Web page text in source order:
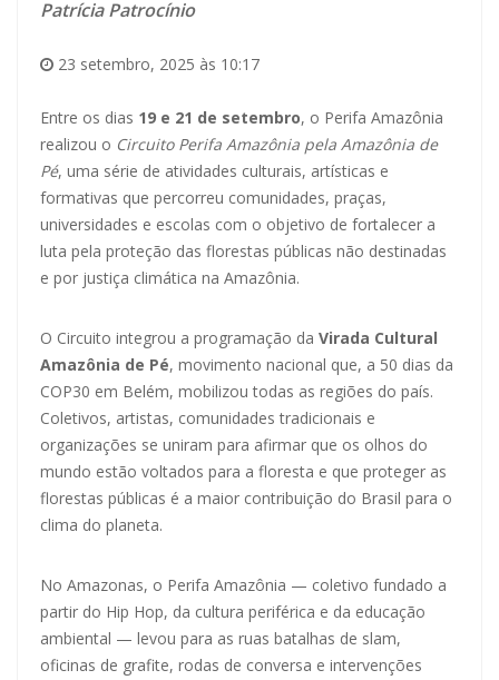
Patrícia Patrocínio
23 setembro, 2025 às 10:17
Entre os dias 19 e 21 de setembro, o Perifa Amazônia
realizou o Circuito Perifa Amazônia pela Amazônia de
Pé, uma série de atividades culturais, artísticas e
formativas que percorreu comunidades, praças,
universidades e escolas com o objetivo de fortalecer a
luta pela proteção das florestas públicas não destinadas
e por justiça climática na Amazônia.
O Circuito integrou a programação da Virada Cultural
Amazônia de Pé, movimento nacional que, a 50 dias da
COP30 em Belém, mobilizou todas as regiões do país.
Coletivos, artistas, comunidades tradicionais e
organizações se uniram para afirmar que os olhos do
mundo estão voltados para a floresta e que proteger as
florestas públicas é a maior contribuição do Brasil para o
clima do planeta.
No Amazonas, o Perifa Amazônia — coletivo fundado a
partir do Hip Hop, da cultura periférica e da educação
ambiental — levou para as ruas batalhas de slam,
oficinas de grafite, rodas de conversa e intervenções